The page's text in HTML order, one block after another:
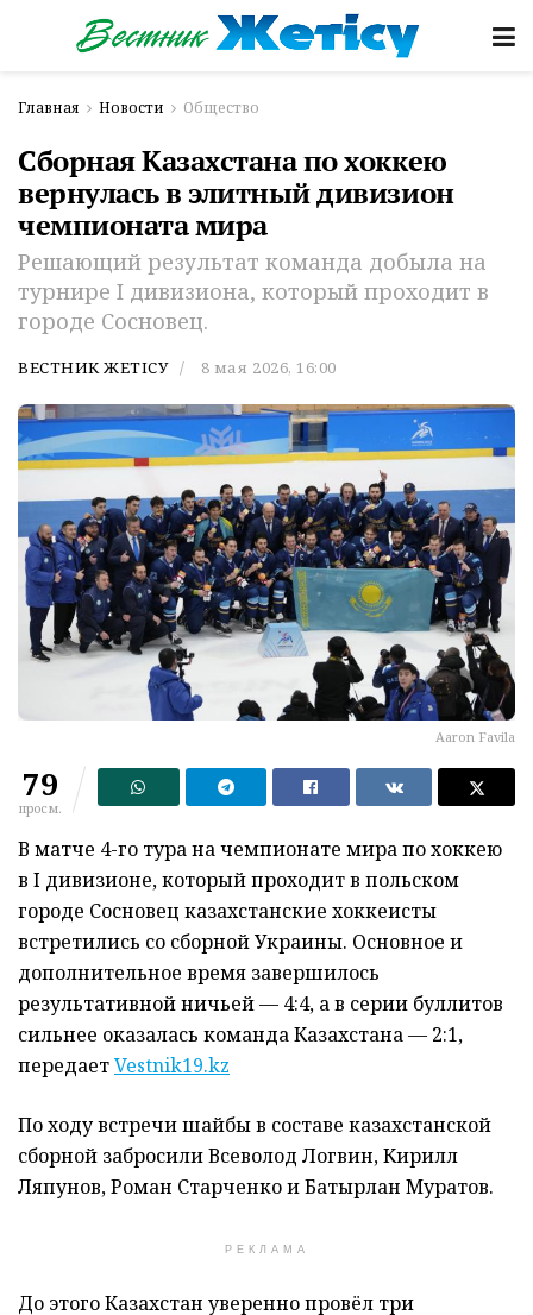
Главная Новости Общество
Сборная Казахстана по хоккею
вернулась в элитный дивизион
чемпионата мира
Решающий результат команда добыла на
турнире I дивизиона, который проходит в
городе Сосновец.
ВЕСТНИК ЖЕТІСУ 8 мая 2026, 16:00
Aaron Favila
79
просм.
В матче 4-го тура на чемпионате мира по хоккею
в I дивизионе, который проходит в польском
городе Сосновец казахстанские хоккеисты
встретились со сборной Украины. Основное и
дополнительное время завершилось
результативной ничьей — 4:4, а в серии буллитов
сильнее оказалась команда Казахстана — 2:1,
передаетVestnik19.kz
По ходу встречи шайбы в составе казахстанской
сборной забросилиВсеволод Логвин,Кирилл
Ляпунов,Роман СтарченкоиБатырлан Муратов.
РЕКЛАМА
До этого Казахстан уверенно провёл три